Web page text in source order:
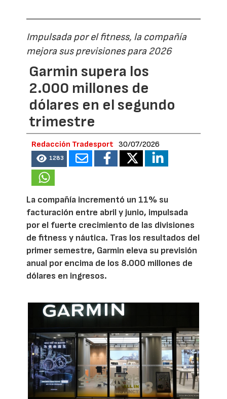
Impulsada por el fitness, la compañía
mejora sus previsiones para 2026
Garmin supera los
2.000 millones de
dólares en el segundo
trimestre
Redacción Tradesport 30/07/2026
1283
La compañía incrementó un 11% su
facturación entre abril y junio, impulsada
por el fuerte crecimiento de las divisiones
de fitness y náutica. Tras los resultados del
primer semestre, Garmin eleva su previsión
anual por encima de los 8.000 millones de
dólares en ingresos.